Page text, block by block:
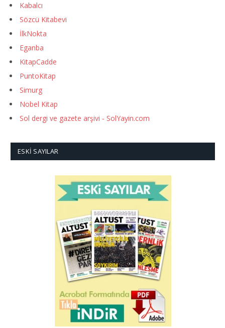
Kabalcı
Sözcü Kitabevi
İlkNokta
Eganba
KitapCadde
PuntoKitap
Simurg
Nobel Kitap
Sol dergi ve gazete arşivi - SolYayin.com
ESKI SAYILAR